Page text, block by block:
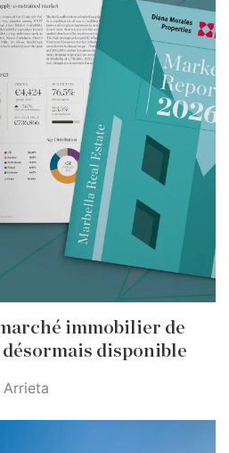
immobilier de
disponible
Arrieta